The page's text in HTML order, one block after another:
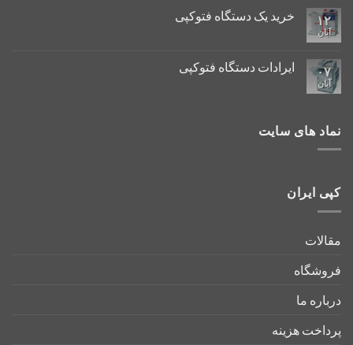
۱۲
آبان
خرید یک دستگاه فتوکپی
۰۷
آبان
ایرادات دستگاه فتوکپی
نماد های سایت
کپی ایران
مقالات
فروشگاه
درباره ما
پرداخت هزینه